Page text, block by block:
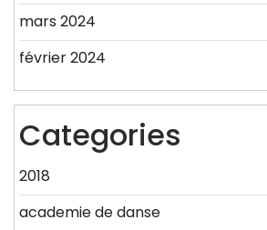
mars 2024
février 2024
Categories
2018
academie de danse